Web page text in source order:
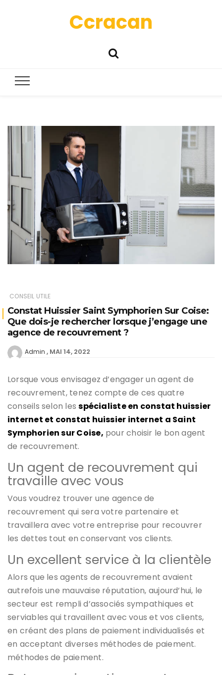
Ccracan
CONSEIL UTILE
Constat Huissier Saint Symphorien Sur Coise:
Que dois-je rechercher lorsque j’engage une
agence de recouvrement ?
Admin MAI 14, 2022
Lorsque vous envisagez d’engager un agent de
recouvrement, tenez compte de ces quatre
conseils selon lesspécialiste en constat huissier
internet et constat huissier internet a Saint
Symphorien sur Coise, pour choisir le bon agent
de recouvrement.
Un agent de recouvrement qui
travaille avec vous
Vous voudrez trouver une agence de
recouvrement qui sera votre partenaire et
travaillera avec votre entreprise pour recouvrer
les dettes tout en conservant vos clients.
Un excellent service à la clientèle
Alors que les agents de recouvrement avaient
autrefois une mauvaise réputation, aujourd’hui, le
secteur est rempli d’associés sympathiques et
serviables qui travaillent avec vous et vos clients,
en créant des plans de paiement individualisés et
en acceptant diverses méthodes de paiement.
méthodes de paiement.